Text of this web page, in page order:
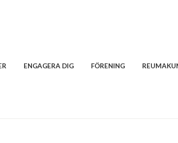
ENGAGERA DIG FÖRENING